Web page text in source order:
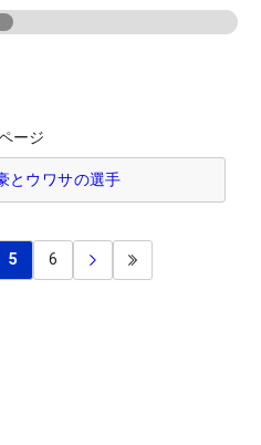
ージ
とウワサの選手
5 6